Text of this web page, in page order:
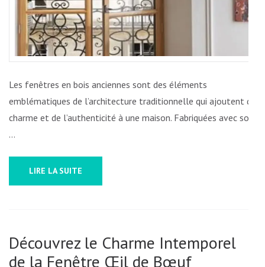
VALEUR
EN
Les fenêtres en bois anciennes sont des éléments
emblématiques de l’architecture traditionnelle qui ajoutent du
charme et de l’authenticité à une maison. Fabriquées avec soin
…
LIRE LA SUITE
Découvrez le Charme Intemporel
de la Fenêtre Œil de Bœuf